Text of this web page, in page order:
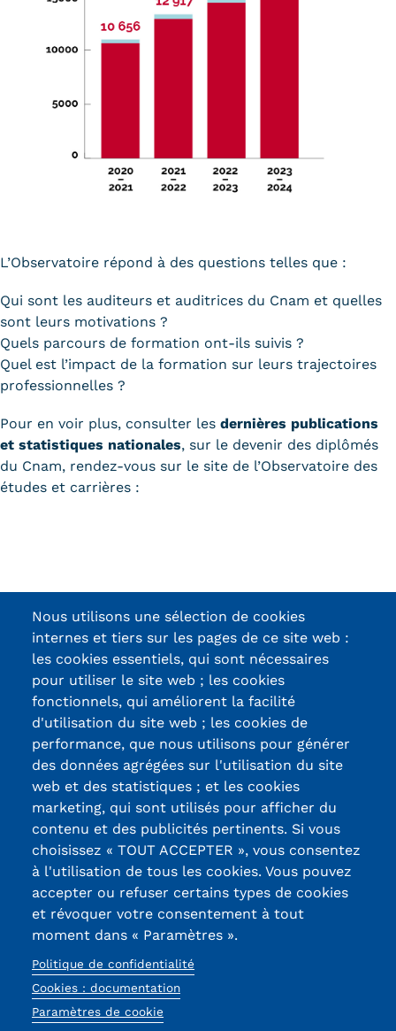
L’Observatoire répond à des questions telles que :
Qui sont les auditeurs et auditrices du Cnam et quelles
sont leurs motivations ?
Quels parcours de formation ont-ils suivis ?
Quel est l’impact de la formation sur leurs trajectoires
professionnelles ?
Pour en voir plus, consulter les dernières publications
et statistiques nationales, sur le devenir des diplômés
du Cnam, rendez-vous sur le site de l’Observatoire des
études et carrières :
13, Rue Ernest
Thierry-Mieg
90010 BELFORT
Cedex
03 84 58 33 10
Réseaux
sociaux
Certifications /
Labels qualité
Nous utilisons une sélection de cookies
internes et tiers sur les pages de ce site web :
les cookies essentiels, qui sont nécessaires
pour utiliser le site web ; les cookies
fonctionnels, qui améliorent la facilité
d'utilisation du site web ; les cookies de
performance, que nous utilisons pour générer
des données agrégées sur l'utilisation du site
web et des statistiques ; et les cookies
marketing, qui sont utilisés pour afficher du
contenu et des publicités pertinents. Si vous
choisissez « TOUT ACCEPTER », vous consentez
à l'utilisation de tous les cookies. Vous pouvez
accepter ou refuser certains types de cookies
et révoquer votre consentement à tout
moment dans « Paramètres ».
Politique de confidentialité
Cookies : documentation
Paramètres de cookie